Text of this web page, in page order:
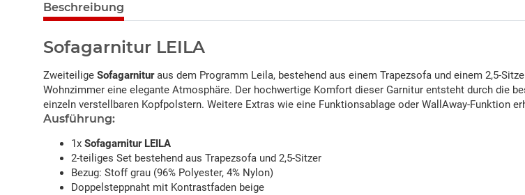
Beschreibung
Sofagarnitur LEILA
Zweiteilige Sofagarnituraus dem Programm Leila, bestehend aus einem Trapezsofa und einem 2,5-
Wohnzimmer eine elegante Atmosphäre. Der hochwertige Komfort dieser Garnitur entsteht durch die
einzeln verstellbaren Kopfpolstern. Weitere Extras wie eine Funktionsablage oder WallAway-Funktion
Ausführung:
1x Sofagarnitur LEILA
2-teiliges Set bestehend aus Trapezsofa und 2,5-Sitzer
Bezug: Stoff grau (96% Polyester, 4% Nylon)
Doppelsteppnaht mit Kontrastfaden beige